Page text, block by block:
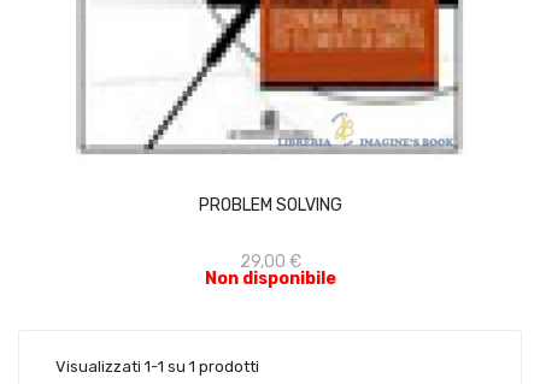
PROBLEM SOLVING
29,00 €
Non disponibile
ACQUISTA
Visualizzati 1-1 su 1 prodotti